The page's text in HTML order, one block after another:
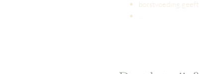
borstvoeding geeft
…